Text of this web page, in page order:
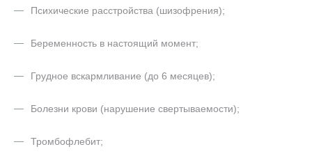
Психические расстройства (шизофрения);
Беременность в настоящий момент;
Грудное вскармливание (до 6 месяцев);
Болезни крови (нарушение свертываемости);
Тромбофлебит;